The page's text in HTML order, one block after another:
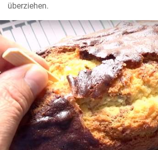
überziehen.